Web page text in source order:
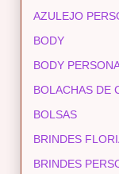
AZULEJO
BODY
BODY
BOLACHAS DE
BOLSAS
BRINDES
BRINDES